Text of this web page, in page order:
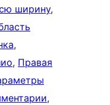
ширину
, Правая